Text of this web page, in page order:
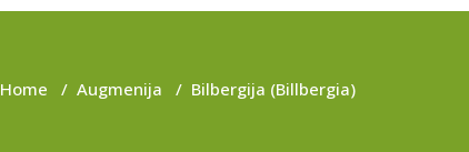
Home / Augmenija / Bilbergija (Billbergia)